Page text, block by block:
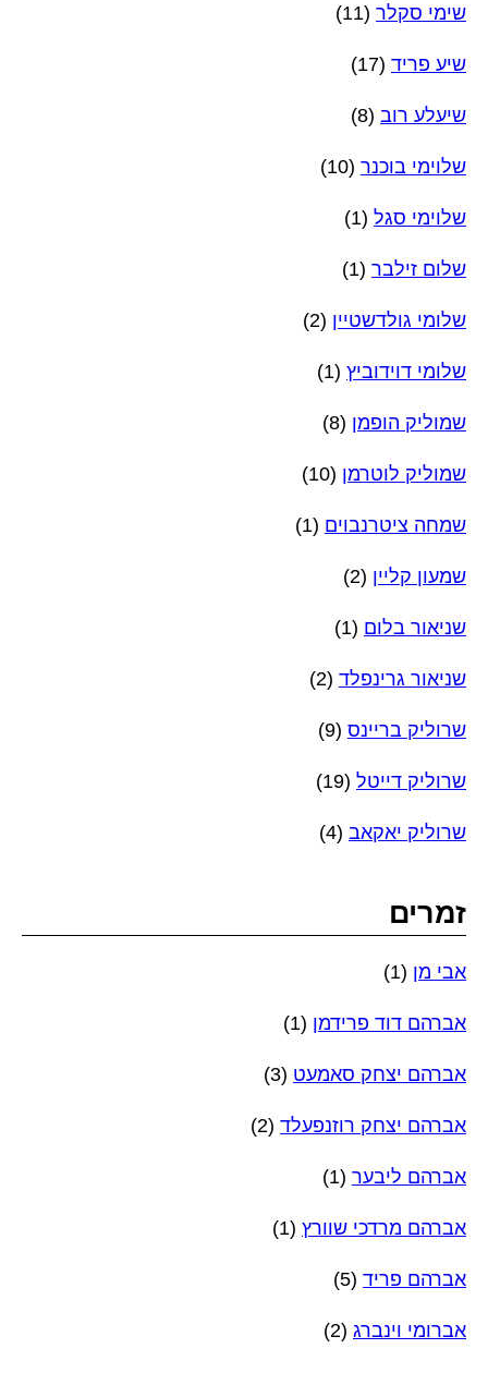
שימי סקלר (11)
שיע פריד (17)
שיעלע רוב (8)
שלוימי בוכנר (10)
שלוימי סגל (1)
שלום זילבר (1)
שלומי גולדשטיין (2)
שלומי דוידוביץ (1)
שמוליק הופמן (8)
שמוליק לוטרמן (10)
שמחה ציטרנבוים (1)
שמעון קליין (2)
שניאור בלום (1)
שניאור גרינפלד (2)
שרוליק בריינס (9)
שרוליק דייטל (19)
שרוליק יאקאב (4)
זמרים
אבי מן (1)
אברהם דוד פרידמן (1)
אברהם יצחק סאמעט (3)
אברהם יצחק רוזנפעלד (2)
אברהם ליבער (1)
אברהם מרדכי שוורץ (1)
אברהם פריד (5)
אברומי וינברג (2)